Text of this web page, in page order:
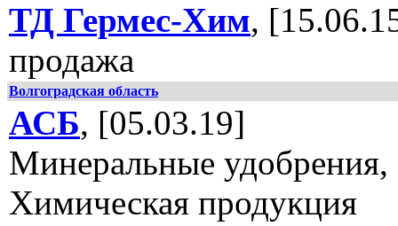
ТД Гермес-Хим,
продажа
Волгоградская область
АСБ, [05.03.19]
Минеральные удобрения,
Химическая продукция